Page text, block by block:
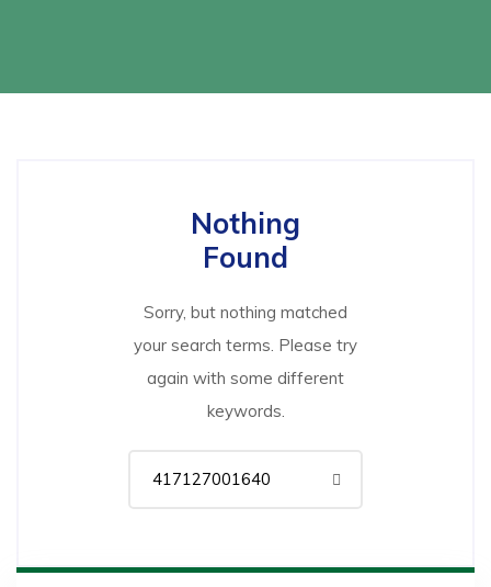
Nothing
Found
Sorry, but nothing matched
your search terms. Please try
again with some different
keywords.